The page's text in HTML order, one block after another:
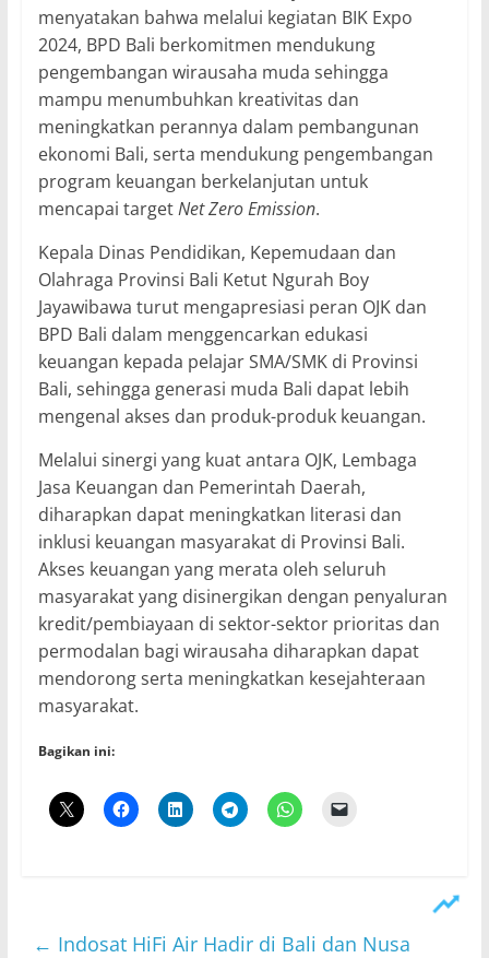
menyatakan bahwa melalui kegiatan BIK Expo
2024, BPD Bali berkomitmen mendukung
pengembangan wirausaha muda sehingga
mampu menumbuhkan kreativitas dan
meningkatkan perannya dalam pembangunan
ekonomi Bali, serta mendukung pengembangan
program keuangan berkelanjutan untuk
mencapai targetNet Zero Emission.
Kepala Dinas Pendidikan, Kepemudaan dan
Olahraga Provinsi Bali Ketut Ngurah Boy
Jayawibawa turut mengapresiasi peran OJK dan
BPD Bali dalam menggencarkan edukasi
keuangan kepada pelajar SMA/SMK di Provinsi
Bali, sehingga generasi muda Bali dapat lebih
mengenal akses dan produk-produk keuangan.
Melalui sinergi yang kuat antara OJK, Lembaga
Jasa Keuangan dan Pemerintah Daerah,
diharapkan dapat meningkatkan literasi dan
inklusi keuangan masyarakat di Provinsi Bali.
Akses keuangan yang merata oleh seluruh
masyarakat yang disinergikan dengan penyaluran
kredit/pembiayaan di sektor-sektor prioritas dan
permodalan bagi wirausaha diharapkan dapat
mendorong serta meningkatkan kesejahteraan
masyarakat.
Bagikan ini:
← Indosat HiFi Air Hadir di Bali dan Nusa